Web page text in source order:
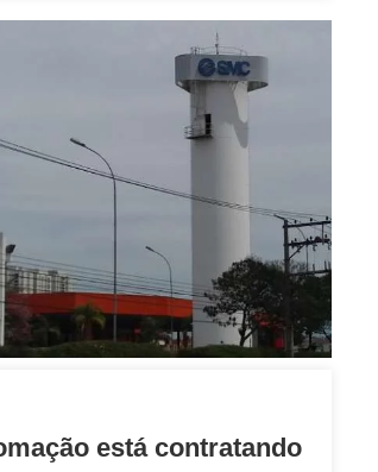
está contratando